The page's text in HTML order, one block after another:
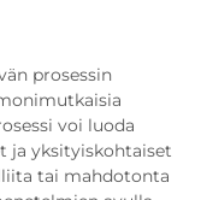
prosessin
voi luoda
ja yksityiskohtaiset
tai mahdotonta